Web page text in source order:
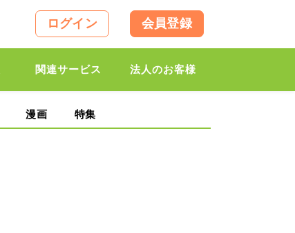
ログイン 会員登録
関連サービス 法人のお客様
漫画 特集